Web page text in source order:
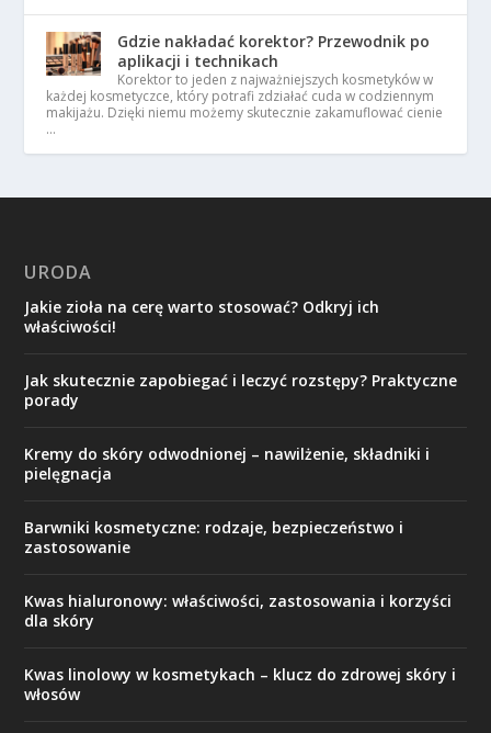
Gdzie nakładać korektor? Przewodnik po
aplikacji i technikach
Korektor to jeden z najważniejszych kosmetyków w
każdej kosmetyczce, który potrafi zdziałać cuda w codziennym
makijażu. Dzięki niemu możemy skutecznie zakamuflować cienie
…
URODA
Jakie zioła na cerę warto stosować? Odkryj ich
właściwości!
Jak skutecznie zapobiegać i leczyć rozstępy? Praktyczne
porady
Kremy do skóry odwodnionej – nawilżenie, składniki i
pielęgnacja
Barwniki kosmetyczne: rodzaje, bezpieczeństwo i
zastosowanie
Kwas hialuronowy: właściwości, zastosowania i korzyści
dla skóry
Kwas linolowy w kosmetykach – klucz do zdrowej skóry i
włosów